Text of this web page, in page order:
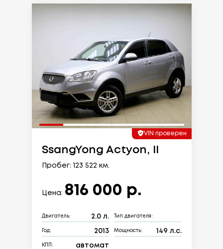
VIN проверен
SsangYong Actyon, II
Пробег: 123 522 км.
Цена: 816 000 р.
Двигатель: 2.0 л. Тип двигателя:
Год: 2013 Мощность: 149 л.с.
КПП: автомат